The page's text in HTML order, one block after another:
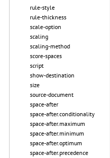
rule-style
rule-thickness
scale-option
scaling
scaling-method
score-spaces
script
show-destination
size
source-document
space-after
space-after.conditionality
space-after.maximum
space-after.minimum
space-after.optimum
space-after.precedence